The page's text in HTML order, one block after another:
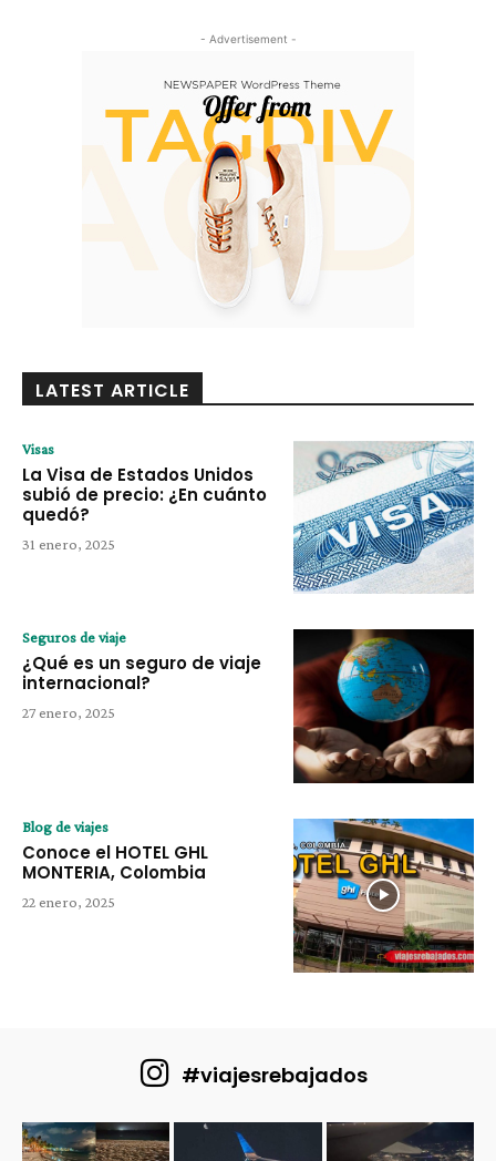
- Advertisement -
LATEST ARTICLE
Visas
La Visa de Estados Unidos
subió de precio: ¿En cuánto
quedó?
31 enero, 2025
Seguros de viaje
¿Qué es un seguro de viaje
internacional?
27 enero, 2025
Blog de viajes
Conoce el HOTEL GHL
MONTERIA, Colombia
22 enero, 2025
#viajesrebajados